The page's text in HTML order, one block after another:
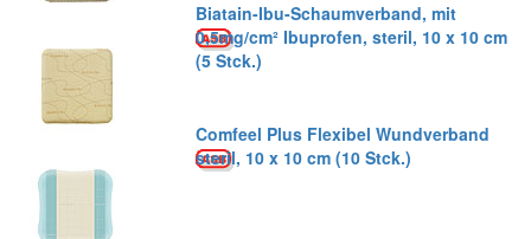
Biatain-Ibu-Schaumverband, mit
0,5mg/cm² Ibuprofen, steril, 10 x 10 cm
(5 Stck.)
Comfeel Plus Flexibel Wundverband
steril, 10 x 10 cm (10 Stck.)